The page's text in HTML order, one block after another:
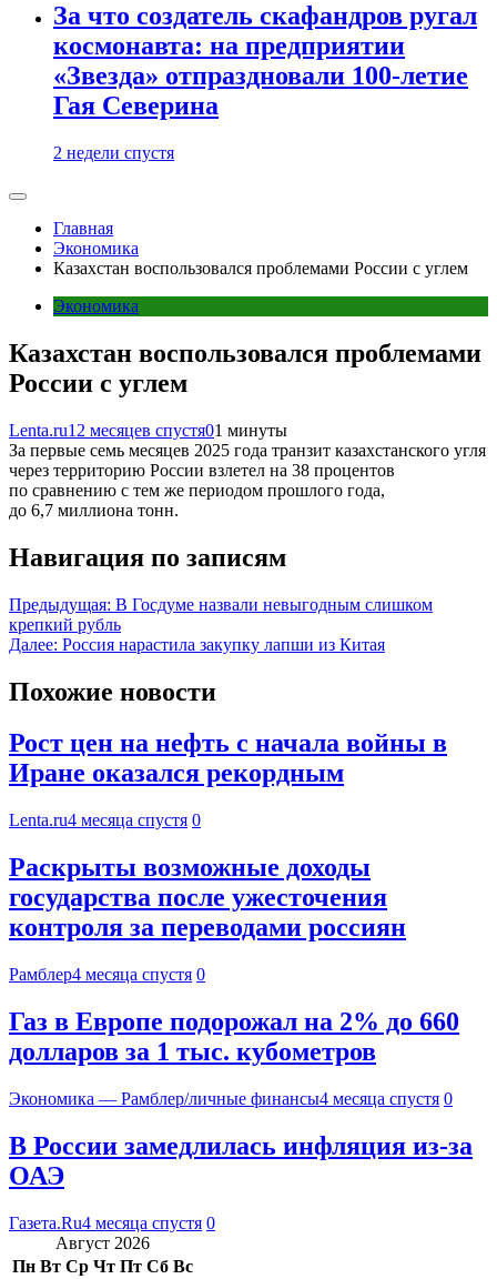
За что создатель скафандров ругал
космонавта: на предприятии
«Звезда» отпраздновали 100-летие
Гая Северина
2 недели спустя
Главная
Экономика
Казахстан воспользовался проблемами России с углем
Экономика
Казахстан воспользовался проблемами
России с углем
Lenta.ru12 месяцев спустя01 минуты
За первые семь месяцев 2025 года транзит казахстанского угля
через территорию России взлетел на 38 процентов
по сравнению с тем же периодом прошлого года,
до 6,7 миллиона тонн.
Навигация по записям
Предыдущая: В Госдуме назвали невыгодным слишком
крепкий рубль
Далее: Россия нарастила закупку лапши из Китая
Похожие новости
Рост цен на нефть с начала войны в
Иране оказался рекордным
Lenta.ru4 месяца спустя 0
Раскрыты возможные доходы
государства после ужесточения
контроля за переводами россиян
Рамблер4 месяца спустя 0
Газ в Европе подорожал на 2% до 660
долларов за 1 тыс. кубометров
Экономика — Рамблер/личные финансы4 месяца спустя 0
В России замедлилась инфляция из-за
ОАЭ
Газета.Ru4 месяца спустя 0
Август 2026
Пн Вт Ср Чт Пт Сб Вс